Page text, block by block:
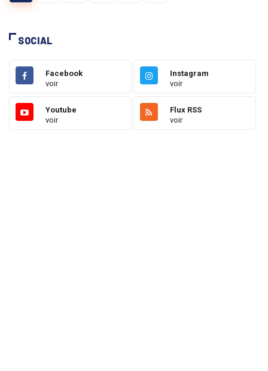
SOCIAL
Facebook
voir
Instagram
voir
Youtube
voir
Flux RSS
voir